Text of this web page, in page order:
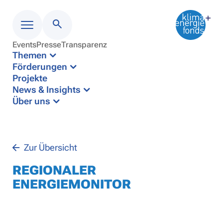
Menü
EventsPresseTransparenz
Themen
Förderungen
Projekte
News & Insights
Über uns
Zur Übersicht
REGIONALER
ENERGIEMONITOR